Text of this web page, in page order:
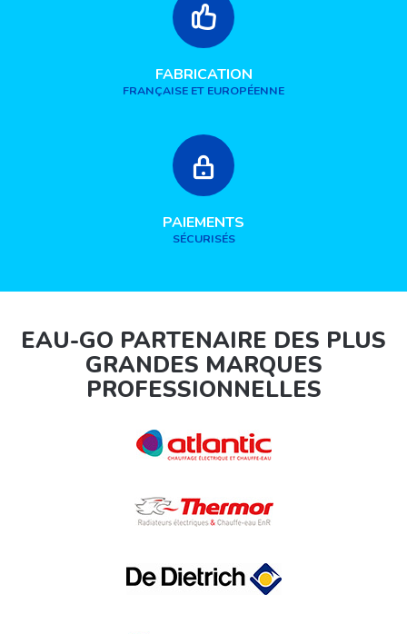
FABRICATION
FRANÇAISE ET EUROPÉENNE
PAIEMENTS
SÉCURISÉS
EAU-GO PARTENAIRE DES PLUS
GRANDES MARQUES
PROFESSIONNELLES